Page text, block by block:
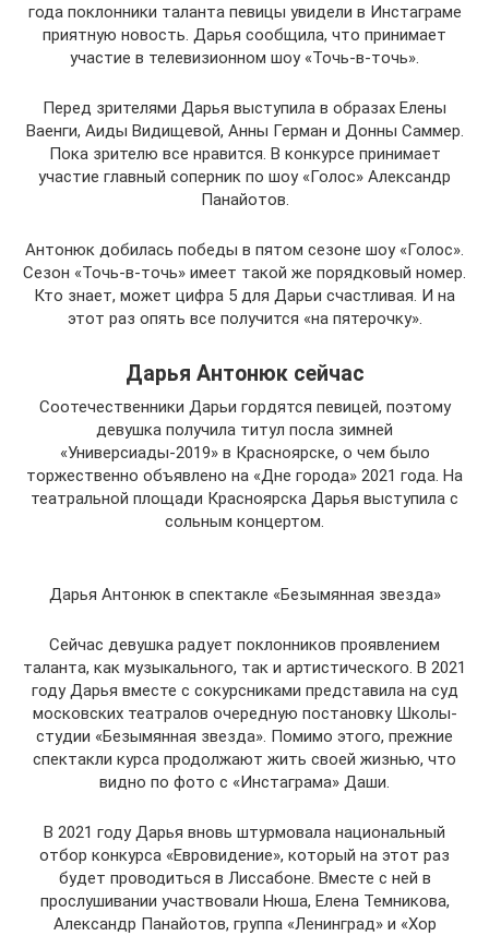
года поклонники таланта певицы увидели в Инстаграме
приятную новость. Дарья сообщила, что принимает
участие в телевизионном шоу «Точь-в-точь».
Перед зрителями Дарья выступила в образах Елены
Ваенги, Аиды Видищевой, Анны Герман и Донны Саммер.
Пока зрителю все нравится. В конкурсе принимает
участие главный соперник по шоу «Голос» Александр
Панайотов.
Антонюк добилась победы в пятом сезоне шоу «Голос».
Сезон «Точь-в-точь» имеет такой же порядковый номер.
Кто знает, может цифра 5 для Дарьи счастливая. И на
этот раз опять все получится «на пятерочку».
Дарья Антонюк сейчас
Соотечественники Дарьи гордятся певицей, поэтому
девушка получила титул посла зимней
«Универсиады-2019» в Красноярске, о чем было
торжественно объявлено на «Дне города» 2021 года. На
театральной площади Красноярска Дарья выступила с
сольным концертом.
Дарья Антонюк в спектакле «Безымянная звезда»
Сейчас девушка радует поклонников проявлением
таланта, как музыкального, так и артистического. В 2021
году Дарья вместе с сокурсниками представила на суд
московских театралов очередную постановку Школы-
студии «Безымянная звезда». Помимо этого, прежние
спектакли курса продолжают жить своей жизнью, что
видно по фото с «Инстаграма» Даши.
В 2021 году Дарья вновь штурмовала национальный
отбор конкурса «Евровидение», который на этот раз
будет проводиться в Лиссабоне. Вместе с ней в
прослушивании участвовали Нюша, Елена Темникова,
Александр Панайотов, группа «Ленинград» и «Хор